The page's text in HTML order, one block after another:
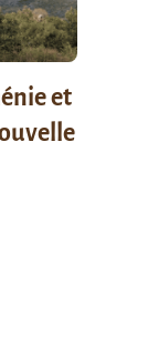
et